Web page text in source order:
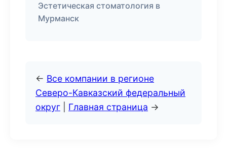
Эстетическая стоматология в
Мурманск
← Все компании в регионе
Северо-Кавказский федеральный
округ
Главная страница →